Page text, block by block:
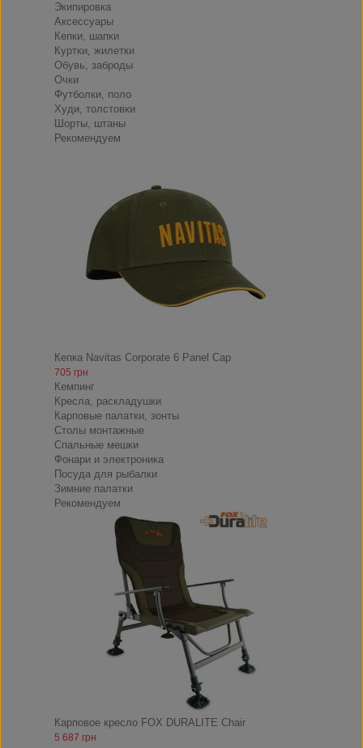
Экипировка
Аксессуары
Кепки, шапки
Куртки, жилетки
Обувь, заброды
Очки
Футболки, поло
Худи, толстовки
Шорты, штаны
Рекомендуем
Кепка Navitas Corporate 6 Panel Cap
705 грн
Кемпинг
Кресла, раскладушки
Карповые палатки, зонты
Столы монтажные
Спальные мешки
Фонари и электроника
Посуда для рыбалки
Зимние палатки
Рекомендуем
Карповое кресло FOX DURALITE Chair
5 687 грн